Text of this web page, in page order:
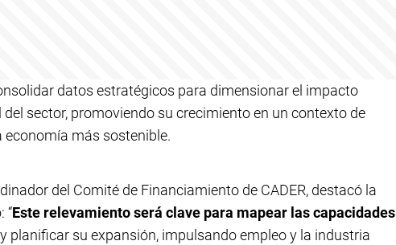
datos estratégicos para dimensionar el impacto
sector, promoviendo su crecimiento en un contexto de
más sostenible.
del Comité de Financiamiento de CADER, destacó la
“Este relevamiento será clave para mapear las capacidades
y planificar su expansión, impulsando empleo y la industria